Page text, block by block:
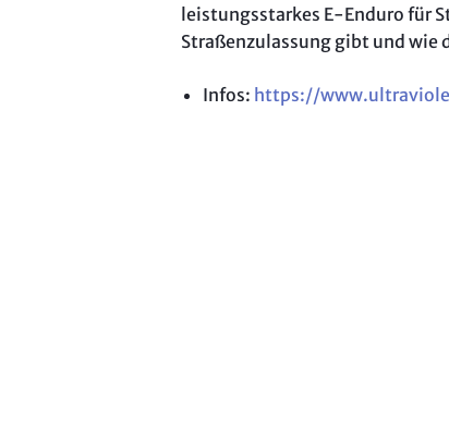
leistungsstarkes E-Enduro für
Straßenzulassung gibt und wie
Infos: https://